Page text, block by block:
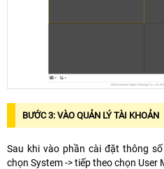
BƯỚC 3: VÀO QUẢN LÝ TÀI KHOẢN
Sau khi vào phần cài đặt thông
chọn System -> tiếp theo chọn User